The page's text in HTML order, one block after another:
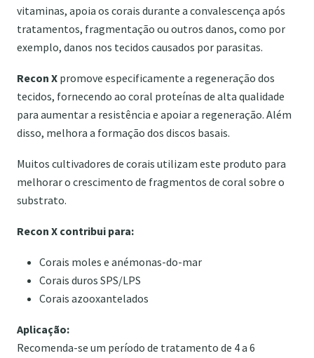
vitaminas, apoia os corais durante a convalescença após
tratamentos, fragmentação ou outros danos, como por
exemplo, danos nos tecidos causados por parasitas.
Recon X promove especificamente a regeneração dos
tecidos, fornecendo ao coral proteínas de alta qualidade
para aumentar a resistência e apoiar a regeneração. Além
disso, melhora a formação dos discos basais.
Muitos cultivadores de corais utilizam este produto para
melhorar o crescimento de fragmentos de coral sobre o
substrato.
Recon X contribui para:
Corais moles e anémonas-do-mar
Corais duros SPS/LPS
Corais azooxantelados
Aplicação:
Recomenda-se um período de tratamento de 4 a 6